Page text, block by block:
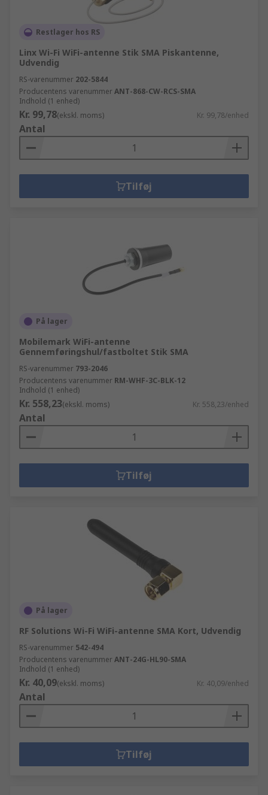
Restlager hos RS
Linx Wi-Fi WiFi-antenne Stik SMA Piskantenne,
Udvendig
RS-varenummer 202-5844
Producentens varenummerANT-868-CW-RCS-SMA
Indhold (1 enhed)
Kr. 99,78(ekskl. moms) Kr. 99,78/enhed
Antal
Tilføj
På lager
Mobilemark WiFi-antenne
Gennemføringshul/fastboltet Stik SMA
RS-varenummer 793-2046
Producentens varenummer RM-WHF-3C-BLK-12
Indhold (1 enhed)
Kr. 558,23(ekskl. moms) Kr. 558,23/enhed
Antal
Tilføj
På lager
RF Solutions Wi-Fi WiFi-antenne SMA Kort, Udvendig
RS-varenummer 542-494
Producentens varenummerANT-24G-HL90-SMA
Indhold (1 enhed)
Kr. 40,09(ekskl. moms) Kr. 40,09/enhed
Antal
Tilføj